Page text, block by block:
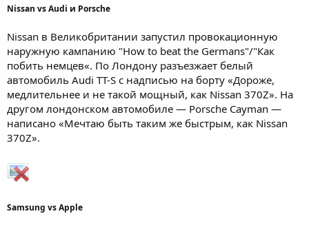
Nissan vs Audi и Porsche
Nissan в Великобритании запустил провокационную
наружную кампанию "How to beat the Germans"/"Как
побить немцев«. По Лондону разъезжает белый
автомобиль Audi TT-S с надписью на борту «Дороже,
медлительнее и не такой мощный, как Nissan 370Z». На
другом лондонском автомобиле — Porsche Cayman —
написано «Мечтаю быть таким же быстрым, как Nissan
370Z».
Samsung vs Apple